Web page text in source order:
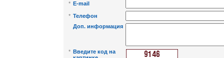
* E-mail
* Телефон
Доп. информация
* Введите код на